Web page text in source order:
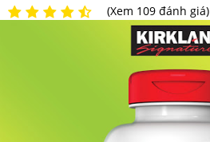
(Xem 109 đánh giá)